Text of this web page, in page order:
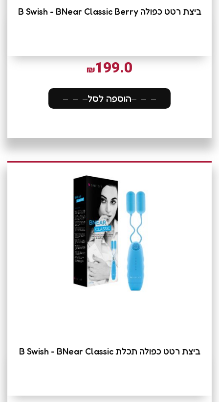
ביצת רטט כפולה B Swish - BNear Classic Berry
₪199.0
הוספה לסל
ביצת רטט כפולה תכלת B Swish - BNear Classic